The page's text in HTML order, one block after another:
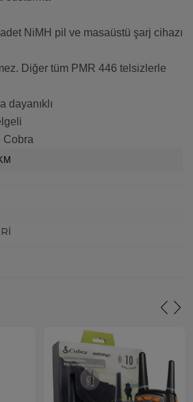
NiMH pil ve masaüstü şarj cihazı
Diğer tüm PMR 446 telsizlerle
dayanıklı
Cobra